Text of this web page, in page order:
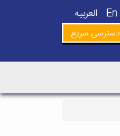
En العربیه
دسترسی سریع